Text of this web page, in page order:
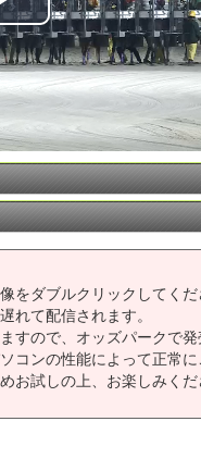
Play
Video
をダブルクリックしてく
れて配信されます。
すので、オッズパークで
コンの性能によって正常
お試しの上、お楽しみく